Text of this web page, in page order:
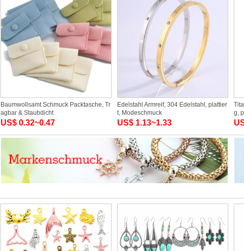
Baumwollsamt Schmuck Packtasche, Tr
agbar & Staubdicht
US$ 0.32~0.47
Edelstahl Armreif, 304 Edelstahl, plattier
t, Modeschmuck
US$ 1.13~1.33
g,